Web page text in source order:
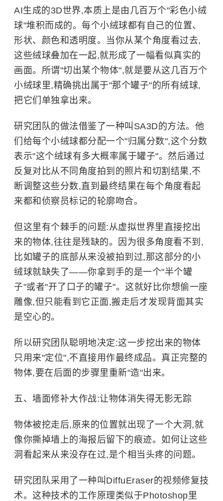
AI生成的3D世界,本质上是由几百万个"彩色小绒
球"堆积而成的。每个小绒球都有自己的位置、
形状、颜色和透明度。当你从某个角度看过去,
这些绒球叠加在一起,就形成了一幅看似真实的
画面。所谓"切出某个物体",就是要从这几百万个
小绒球里,精确挑出属于"那个罐子"的所有绒球,
把它们单独拿出来。
研究团队的做法借鉴了一种叫SA3D的方法。他
们给每个小绒球都分配一个"归属分数",这个分数
表示"这个绒球有多大概率属于罐子"。然后通过
反复对比从不同角度拍到的照片和切割结果,不
断调整这些分数,直到最终结果在每个角度看起
来都和侦察员标记的轮廓吻合。
但这里有个棘手的问题:从虚拟世界里直接挖出
来的物体,往往是残缺的。因为很多角度看不到,
比如罐子的底部从来没被拍到过,那这部分的小
绒球就缺失了——你拿到手的是一个"半个罐
子"或者"开了口子的罐子"。这就好比你想偷一座
雕像,但只能看到它正面,搬走后才发现背面其实
是空心的。
所以研究团队聪明地决定:这一步挖出来的物体
只用来"定位",不直接用作最终成品。真正完整的
物体,要在后面的步骤里重新"造"出来。
五、墙面修补大作战:让物体消失得无影无踪
物体被挖走后,原来的位置就出现了一个大洞,就
像你撕掉墙上的海报后留下的痕迹。如何让这些
洞看起来从来没存在过,是个相当头疼的问题。
研究团队采用了一种叫DiffuEraser的视频修复技
术。这种技术的工作原理类似于Photoshop里